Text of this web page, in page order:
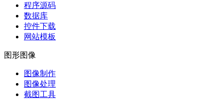
程序源码
数据库
控件下载
网站模板
图形图像
图像制作
图像处理
截图工具